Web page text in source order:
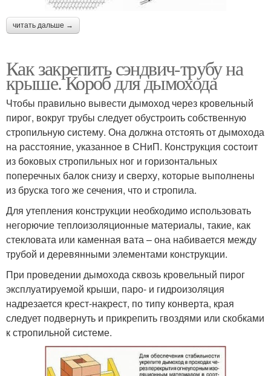
читать дальше →
Как закрепить сэндвич-трубу на
крыше. Короб для дымохода
Чтобы правильно вывести дымоход через кровельный
пирог, вокруг трубы следует обустроить собственную
стропильную систему. Она должна отстоять от дымохода
на расстояние, указанное в СНиП. Конструкция состоит
из боковых стропильных ног и горизонтальных
поперечных балок снизу и сверху, которые выполнены
из бруска того же сечения, что и стропила.
Для утепления конструкции необходимо использовать
негорючие теплоизоляционные материалы, такие, как
стекловата или каменная вата – она набивается между
трубой и деревянными элементами конструкции.
При проведении дымохода сквозь кровельный пирог
эксплуатируемой крыши, паро- и гидроизоляция
надрезается крест-накрест, по типу конверта, края
следует подвернуть и прикрепить гвоздями или скобками
к стропильной системе.